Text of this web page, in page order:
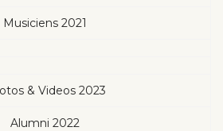
Musiciens 2021
& Videos 2023
Alumni 2022